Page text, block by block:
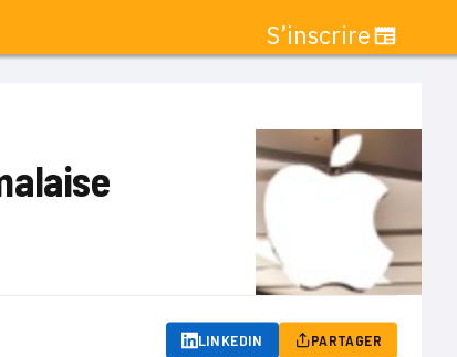
S’inscrire
LINKEDIN PARTAGER